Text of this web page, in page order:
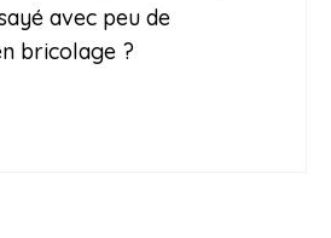
avec peu de
bricolage ?